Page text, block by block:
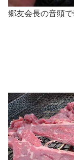
郷友会長の音頭